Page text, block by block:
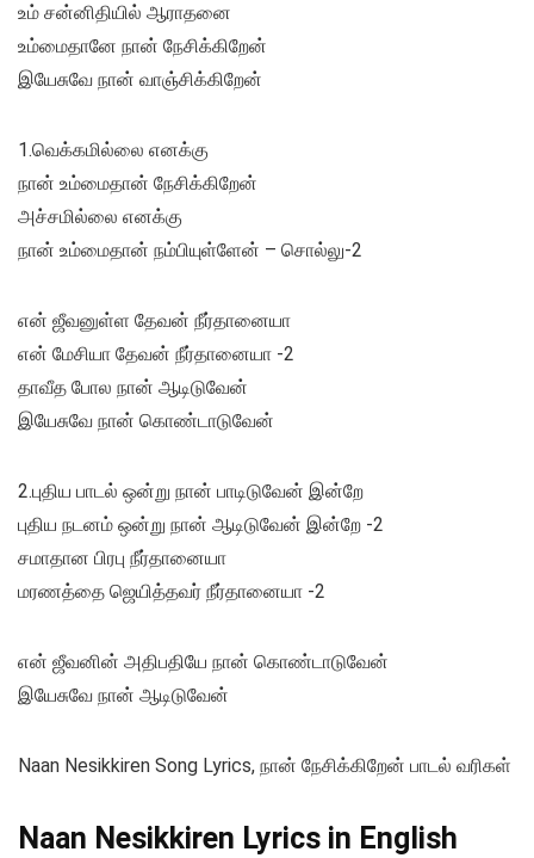
உம் சன்னிதியில் ஆராதனை
உம்மைதானே நான் நேசிக்கிறேன்
இயேசுவே நான் வாஞ்சிக்கிறேன்
1.வெக்கமில்லை எனக்கு
நான் உம்மைதான் நேசிக்கிறேன்
அச்சமில்லை எனக்கு
நான் உம்மைதான் நம்பியுள்ளேன் – சொல்லு-2
என் ஜீவனுள்ள தேவன் நீர்தானையா
என் மேசியா தேவன் நீர்தானையா -2
தாவீத போல நான் ஆடிடுவேன்
இயேசுவே நான் கொண்டாடுவேன்
2.புதிய பாடல் ஒன்று நான் பாடிடுவேன் இன்றே
புதிய நடனம் ஒன்று நான் ஆடிடுவேன் இன்றே -2
சமாதான பிரபு நீர்தானையா
மரணத்தை ஜெயித்தவர் நீர்தானையா -2
என் ஜீவனின் அதிபதியே நான் கொண்டாடுவேன்
இயேசுவே நான் ஆடிடுவேன்
Naan Nesikkiren Song Lyrics, நான் நேசிக்கிறேன் பாடல் வரிகள்
Naan Nesikkiren Lyrics in English